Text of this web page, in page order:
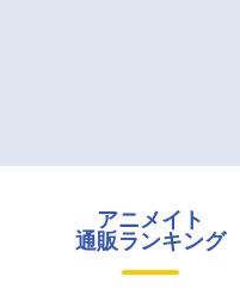
アニメイト
通販ランキング